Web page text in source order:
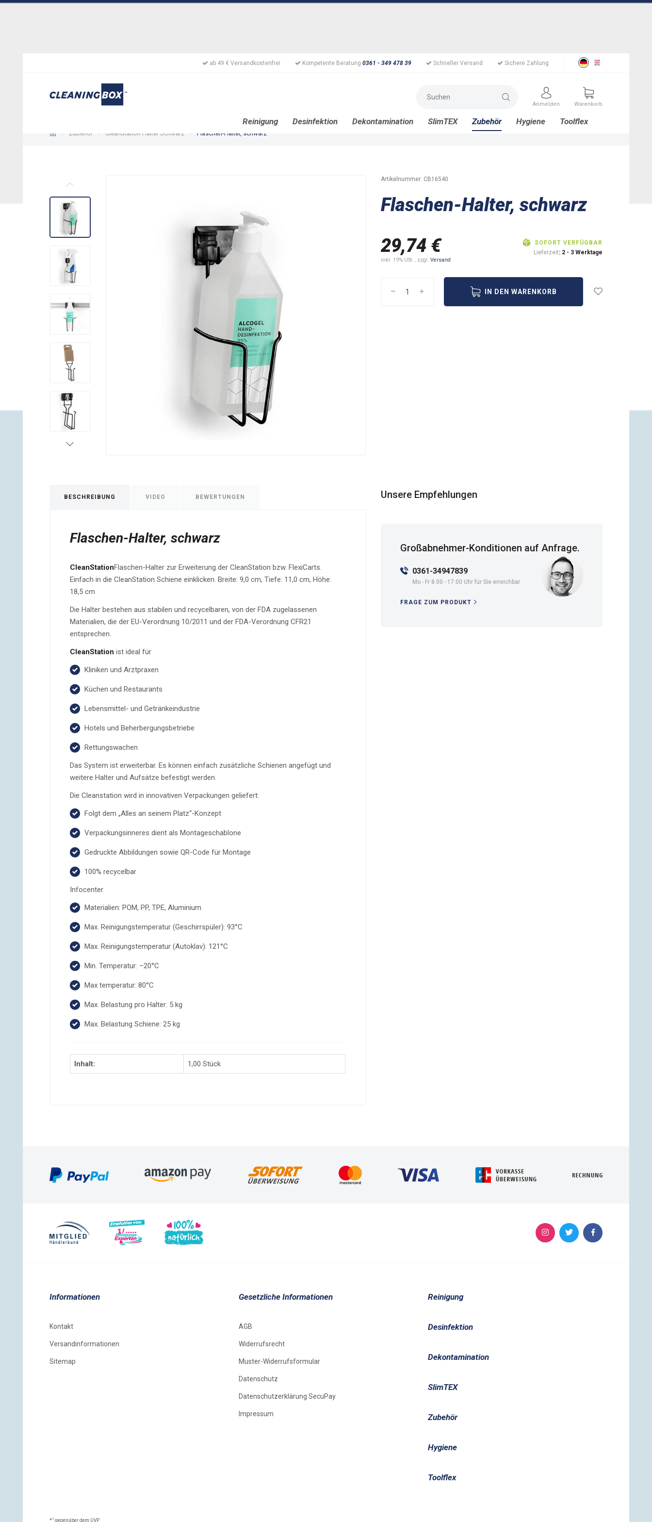
ab 49 € Versandkostenfrei Kompetente Beratung 0361 - 349 478 39 Schneller Versand Sichere Zahlung
Anmelden Warenkorb
Reinigung Desinfektion Dekontamination SlimTEX Zubehör Hygiene Toolflex
Zubehör CleanStation Halter Schwarz Flaschen-Halter, schwarz
Artikelnummer: CB16540
Flaschen-Halter, schwarz
29,74 €
inkl. 19% USt. , zzgl. Versand
SOFORT VERFÜGBAR
Lieferzeit: 2 - 3 Werktage
IN DEN WARENKORB
BESCHREIBUNG VIDEO BEWERTUNGEN
Flaschen-Halter, schwarz
CleanStationFlaschen-Halter zur Erweiterung der CleanStation bzw. FlexiCarts.
Einfach in die CleanStation Schiene einklicken. Breite: 9,0 cm, Tiefe: 11,0 cm, Höhe:
18,5 cm
Die Halter bestehen aus stabilen und recycelbaren, von der FDA zugelassenen
Materialien, die der EU-Verordnung 10/2011 und der FDA-Verordnung CFR21
entsprechen.
CleanStation ist ideal für
Kliniken und Arztpraxen
Küchen und Restaurants
Lebensmittel- und Getränkeindustrie
Hotels und Beherbergungsbetriebe
Rettungswachen
Das System ist erweiterbar. Es können einfach zusätzliche Schienen angefügt und
weitere Halter und Aufsätze befestigt werden.
Die Cleanstation wird in innovativen Verpackungen geliefert:
Folgt dem „Alles an seinem Platz“-Konzept
Verpackungsinneres dient als Montageschablone
Gedruckte Abbildungen sowie QR-Code für Montage
100% recycelbar
Infocenter
Materialien: POM, PP, TPE, Aluminium
Max. Reinigungstemperatur (Geschirrspüler): 93°C
Max. Reinigungstemperatur (Autoklav): 121°C
Min. Temperatur: –20°C
Max temperatur: 80°C
Max. Belastung pro Halter: 5 kg
Max. Belastung Schiene: 25 kg
Inhalt: 1,00 Stück
Unsere Empfehlungen
Großabnehmer-Konditionen auf Anfrage.
0361-34947839
Mo - Fr 8.00 - 17.00 Uhr für Sie erreichbar.
FRAGE ZUM PRODUKT
Informationen
Kontakt
Versandinformationen
Sitemap
Gesetzliche Informationen
AGB
Widerrufsrecht
Muster-Widerrufsformular
Datenschutz
Datenschutzerklärung SecuPay
Impressum
Reinigung
Desinfektion
Dekontamination
SlimTEX
Zubehör
Hygiene
Toolflex
*1 gegenüber dem UVP